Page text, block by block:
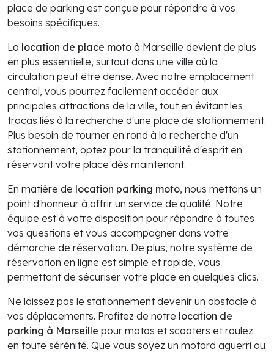
place de parking est conçue pour répondre à vos
besoins spécifiques.
La location de place moto à Marseille devient de plus
en plus essentielle, surtout dans une ville où la
circulation peut être dense. Avec notre emplacement
central, vous pourrez facilement accéder aux
principales attractions de la ville, tout en évitant les
tracas liés à la recherche d'une place de stationnement.
Plus besoin de tourner en rond à la recherche d'un
stationnement, optez pour la tranquillité d'esprit en
réservant votre place dès maintenant.
En matière de location parking moto, nous mettons un
point d'honneur à offrir un service de qualité. Notre
équipe est à votre disposition pour répondre à toutes
vos questions et vous accompagner dans votre
démarche de réservation. De plus, notre système de
réservation en ligne est simple et rapide, vous
permettant de sécuriser votre place en quelques clics.
Ne laissez pas le stationnement devenir un obstacle à
vos déplacements. Profitez de notre location de
parking à Marseille pour motos et scooters et roulez
en toute sérénité. Que vous soyez un motard aguerri ou